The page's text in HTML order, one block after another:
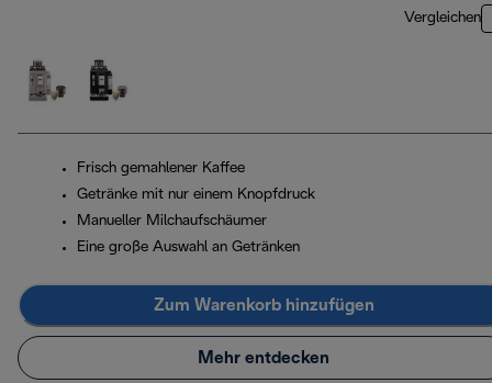
Vergleichen
Frisch gemahlener Kaffee
Getränke mit nur einem Knopfdruck
Manueller Milchaufschäumer
Eine große Auswahl an Getränken
Zum Warenkorb hinzufügen
Mehr entdecken